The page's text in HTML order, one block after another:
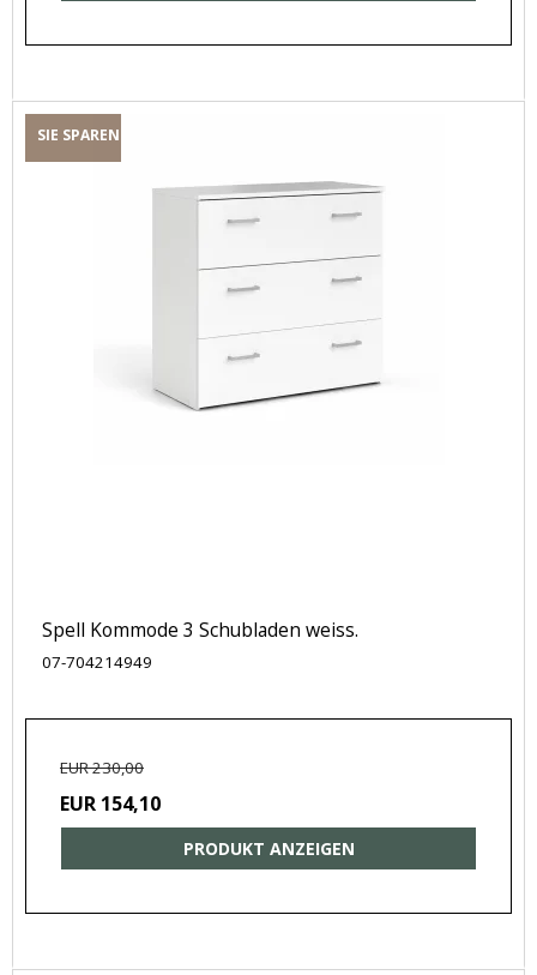
SIE SPAREN
Spell Kommode 3 Schubladen weiss.
07-704214949
EUR 230,00
EUR 154,10
PRODUKT ANZEIGEN